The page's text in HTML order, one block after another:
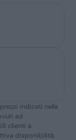
indicati nella
ad
clienti a
disponibilità,